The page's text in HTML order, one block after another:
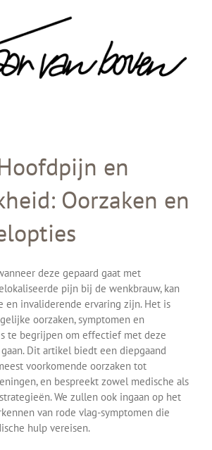
en
Oorzaken en
deze gepaard gaat met
pijn bij de wenkbrauw, kan
en invaliderende ervaring zijn. Het is
oorzaken, symptomen en
te begrijpen om effectief met deze
Dit artikel biedt een diepgaand
voorkomende oorzaken tot
en bespreekt zowel medische als
We zullen ook ingaan op het
van rode vlag-symptomen die
hulp vereisen.